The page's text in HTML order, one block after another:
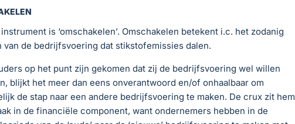
is ‘omschakelen’. Omschakelen betekent i.c. het zodanig
van de bedrijfsvoering dat stikstofemissies dalen.
op het punt zijn gekomen dat zij de bedrijfsvoering wel willen
blijkt het meer dan eens onverantwoord en/of onhaalbaar om
de stap naar een andere bedrijfsvoering te maken. De crux zit hem
in de financiële component, want ondernemers hebben in de